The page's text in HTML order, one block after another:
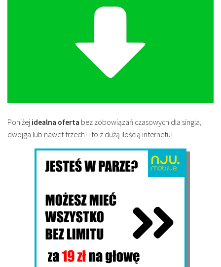
Poniżej idealna oferta bez zobowiązań czasowych dla singla,
dwojga lub nawet trzech! I to z dużą ilością internetu!